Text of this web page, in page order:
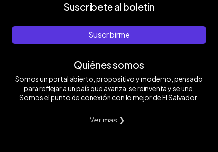
Suscríbete al boletín
Suscribirme
Quiénes somos
Somos un portal abierto, propositivo y moderno, pensado
para reflejar a un país que avanza, se reinventa y se une.
Somos el punto de conexión con lo mejor de El Salvador.
Ver mas ❯